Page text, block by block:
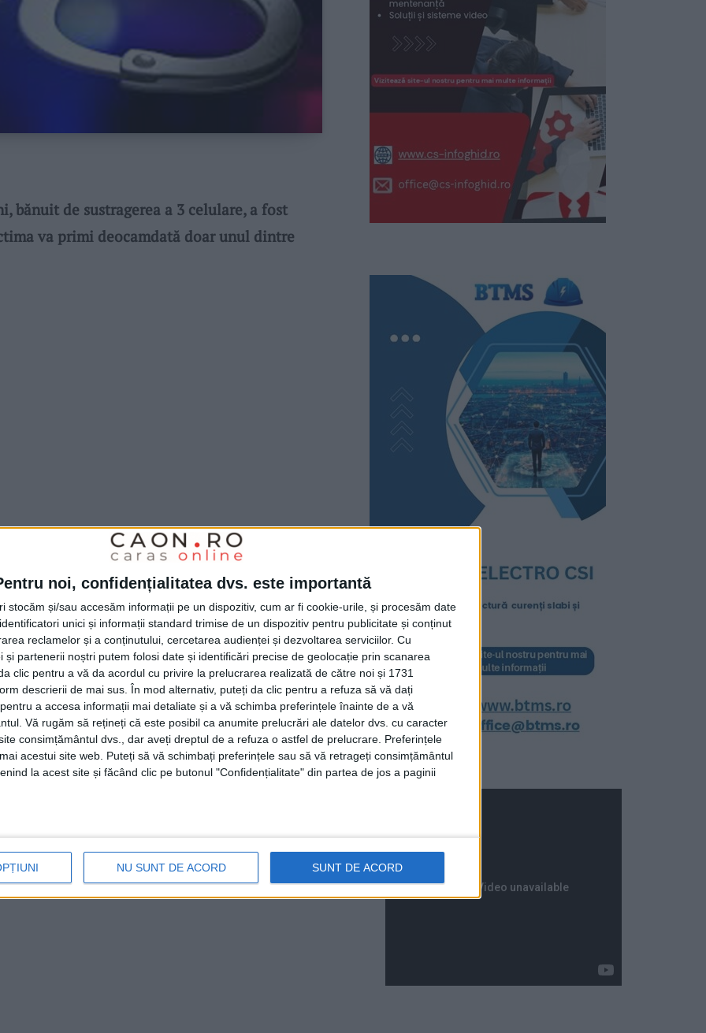
noi, confidențialitatea dvs. este importantă
stocăm și/sau accesăm informații pe un dispozitiv, cum ar fi cookie-urile, și procesăm date
unici și informații standard trimise de un dispozitiv pentru publicitate și conținut
reclamelor și a conținutului, cercetarea audienței și dezvoltarea serviciilor. Cu
și partenerii noștri putem folosi date și identificări precise de geolocație prin scanarea
clic pentru a vă da acordul cu privire la prelucrarea realizată de către noi și 1731
descrierii de mai sus. În mod alternativ, puteți da clic pentru a refuza să vă dați
a accesa informații mai detaliate și a vă schimba preferințele înainte de a vă
Vă rugăm să rețineți că este posibil ca anumite prelucrări ale datelor dvs. cu caracter
consimțământul dvs., dar aveți dreptul de a refuza o astfel de prelucrare. Preferințele
acestui site web. Puteți să vă schimbați preferințele sau să vă retrageți consimțământul
la acest site și făcând clic pe butonul "Confidențialitate" din partea de jos a paginii
NU SUNT DE ACORD SUNT DE ACORD
bănuit de sustragerea a 3 celulare, a fost
va primi deocamdată doar unul dintre
3 mai, în jurul orei 10, ar fi sustras
situat pebulevardul Republicii din
15.00, profitând de neatenția persoanei
mobildin geanta acesteia, în timp ce
într-unsupermarketsituat în zonaCalea
au recuperat unul dintre cele trei
persoanei vătămate. Bărbatul va fi
caz din cadrul Parchetului de pe lângă
de măsuri legale!“, informează
aspectul săvârșirii infracțiunii defurt,în
și tragerii la răspundere penală a